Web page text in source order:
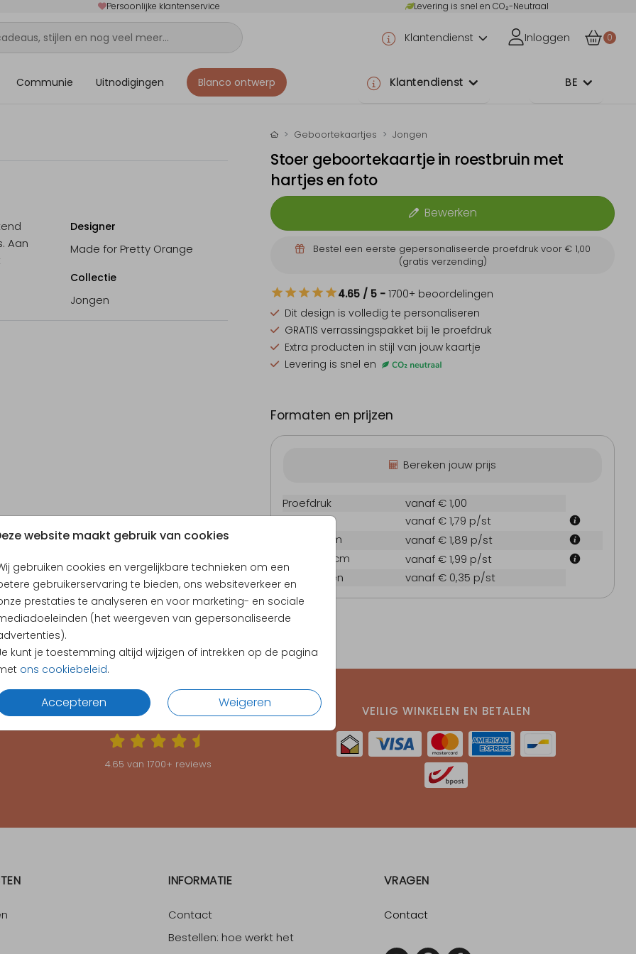
Persoonlijke klantenservice Levering is snel en CO₂-Neutraal
Klantendienst Inloggen 0
Communie Uitnodigingen Blanco ontwerp Klantendienst BE
website maakt gebruik van cookies
gebruiken cookies en vergelijkbare technieken om een
gebruikerservaring te bieden, ons websiteverkeer en
prestaties te analyseren en voor marketing- en sociale
(het weergeven van gepersonaliseerde
kunt je toestemming altijd wijzigen of intrekken op de pagina
ons cookiebeleid.
Accepteren Weigeren
Aan
Designer
Made for Pretty Orange
Collectie
Jongen
Geboortekaartjes Jongen
Stoer geboortekaartje in roestbruin met
hartjes en foto
Bewerken
Bestel een eerste gepersonaliseerde proefdruk voor € 1,00
(gratis verzending)
4.65 / 5 - 1700+ beoordelingen
Dit design is volledig te personaliseren
GRATIS verrassingspakket bij 1e proefdruk
Extra producten in stijl van jouw kaartje
Levering is snel en
Formaten en prijzen
Bereken jouw prijs
Proefdruk
vanaf € 1,00
10 × 15 cm
vanaf € 1,79 p/st
11.4 × 17.1 cm
vanaf € 1,89 p/st
14.4 × 21.6 cm
vanaf € 1,99 p/st
Enveloppen
vanaf € 0,35 p/st
KLANTEN BEOORDELEN ONS MET EEN4.65
4.65 van 1700+ reviews
VEILIG WINKELEN EN BETALEN
INFORMATIE
Contact
Bestellen: hoe werkt het
VRAGEN
Contact